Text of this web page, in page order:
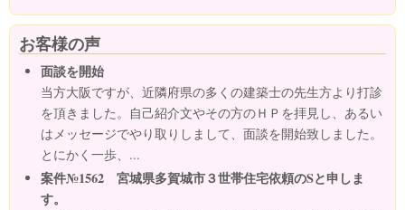
お客様の声
面談を開始
当方大阪ですが、近隣府県の多くの建築士の先生方より打診
を頂きました。自己紹介文やその方のＨＰを拝見し、あるい
はメッセージでやり取りしまして、面談を開始致しました。
とにかく一歩、...
案件№1562 宮城県多賀城市３世帯住宅依頼のSと申しま
す。